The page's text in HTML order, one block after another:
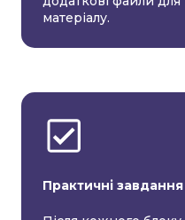
матеріалу.
Практичні завдання